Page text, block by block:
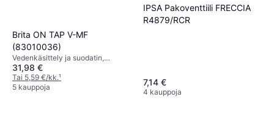
Brita ON TAP V-MF
(83010036)
Vedenkäsittely ja suodatin,
Vesisuodatin
31,98 €
Tai 5,59 €/kk.¹
5 kauppoja
IPSA Pakoventtiili FRECCIA
R4879/RCR
7,14 €
4 kauppoja